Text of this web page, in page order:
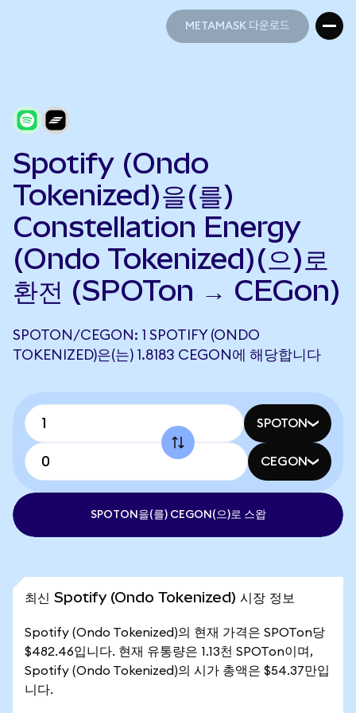
METAMASK 다운로드
Spotify (Ondo
Tokenized)을(를)
Constellation Energy
(Ondo Tokenized)(으)로
환전 (SPOTon → CEGon)
SPOTON/CEGON: 1 SPOTIFY (ONDO
TOKENIZED)은(는) 1.8183 CEGON에 해당합니다
SPOTON
CEGON
SPOTON을(를) CEGON(으)로 스왑
최신 Spotify (Ondo Tokenized) 시장 정보
Spotify (Ondo Tokenized)의 현재 가격은 SPOTon당
$482.46입니다. 현재 유통량은 1.13천 SPOTon이며,
Spotify (Ondo Tokenized)의 시가 총액은 $54.37만입
니다.